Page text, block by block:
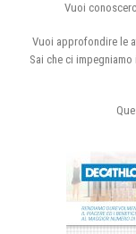
Vuoi
Vuoi approfondire le
Sai che ci